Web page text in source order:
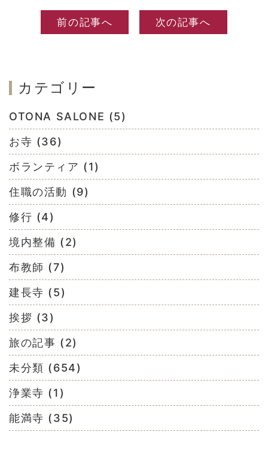
前の記事へ 次の記事へ
カテゴリー
OTONA SALONE (5)
お寺 (36)
ボランティア (1)
住職の活動 (9)
修行 (4)
境内整備 (2)
布教師 (7)
建長寺 (5)
挨拶 (3)
旅の記事 (2)
未分類 (654)
浄業寺 (1)
能満寺 (35)